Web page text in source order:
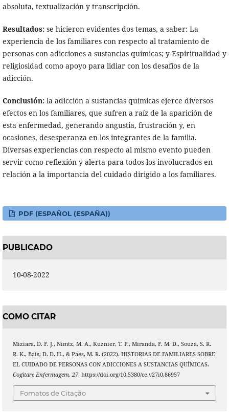
absoluta, textualización y transcripción.
Resultados:se hicieron evidentes dos temas, a saber: La
experiencia de los familiares con respecto al tratamiento de
personas con adicciones a sustancias químicas; y Espiritualidad y
religiosidad como apoyo para lidiar con los desafíos de la
adicción.
Conclusión:la adicción a sustancias químicas ejerce diversos
efectos en los familiares, que sufren a raíz de la aparición de
esta enfermedad, generando angustia, frustración y, en
ocasiones, desesperanza en los integrantes de la familia.
Diversas experiencias con respecto al mismo evento pueden
servir como reflexión y alerta para todos los involucrados en
relación a la importancia del cuidado dirigido a los familiares.
PDF (ESPAÑOL (ESPAÑA))
PUBLICADO
10-08-2022
COMO CITAR
Miziara, D. F. J., Nimtz, M. A., Kuznier, T. P., Miranda, F. M. D., Souza, S. R.
R. K., Bais, D. D. H., & Paes, M. R. (2022). HISTORIAS DE FAMILIARES SOBRE
EL CUIDADO DE PERSONAS CON ADICCIONES A SUSTANCIAS QUÍMICAS.
Cogitare Enfermagem, 27. https://doi.org/10.5380/ce.v27i0.86957
Fomatos de Citação